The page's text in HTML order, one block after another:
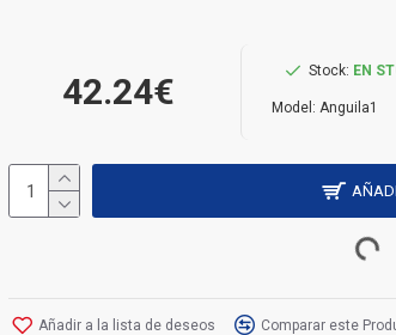
42.24€ Stock: EN
Model: Anguila1
Añadir a la lista de deseos Comparar este